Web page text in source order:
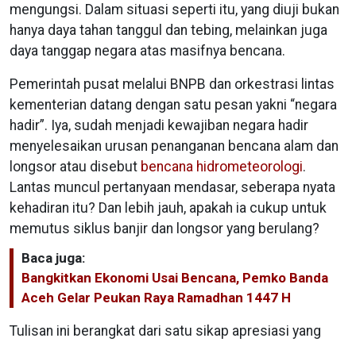
mengungsi. Dalam situasi seperti itu, yang diuji bukan
hanya daya tahan tanggul dan tebing, melainkan juga
daya tanggap negara atas masifnya bencana.
Pemerintah pusat melalui BNPB dan orkestrasi lintas
kementerian datang dengan satu pesan yakni “negara
hadir”. Iya, sudah menjadi kewajiban negara hadir
menyelesaikan urusan penanganan bencana alam dan
longsor atau disebut bencana hidrometeorologi.
Lantas muncul pertanyaan mendasar, seberapa nyata
kehadiran itu? Dan lebih jauh, apakah ia cukup untuk
memutus siklus banjir dan longsor yang berulang?
Baca juga:
Bangkitkan Ekonomi Usai Bencana, Pemko Banda
Aceh Gelar Peukan Raya Ramadhan 1447 H
Tulisan ini berangkat dari satu sikap apresiasi yang